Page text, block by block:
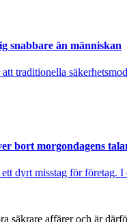
snabbare än människan
traditionella
bort morgondagens
dyrt misstag för företag.
säkrare affärer och är